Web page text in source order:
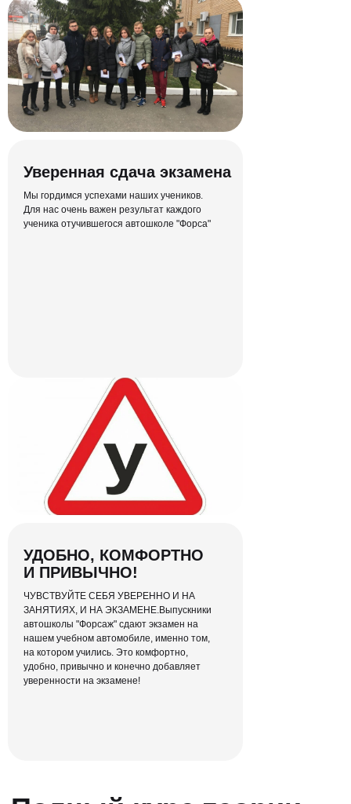
Уверенная сдача экзамена
Мы гордимся успехами наших учеников.
Для нас очень важен результат каждого
ученика отучившегося автошколе "Форса"
УДОБНО, КОМФОРТНО
И ПРИВЫЧНО!
ЧУВСТВУЙТЕ СЕБЯ УВЕРЕННО И НА
ЗАНЯТИЯХ, И НА ЭКЗАМЕНЕ.Выпускники
автошколы "Форсаж" сдают экзамен на
нашем учебном автомобиле, именно том,
на котором учились. Это комфортно,
удобно, привычно и конечно добавляет
уверенности на экзамене!
Конспект для
каждого урока
Мы знаем, что у каждого свой способ
лучше запомнить материал —
конспект останется у тебя навсегда
Отслеживать свой прогресс по
количеству пройденных уроков и
Простой для
вас интерфейс